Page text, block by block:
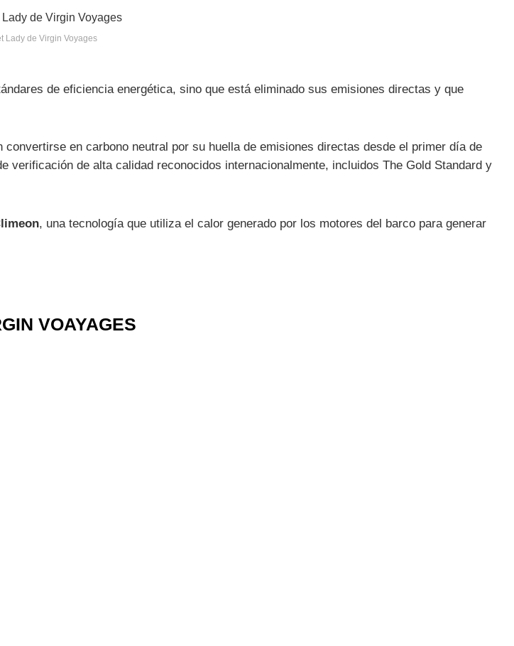
Lady de Virgin Voyages
de eficiencia energética, sino que está eliminado sus emisiones directas y que
en carbono neutral por su huella de emisiones directas desde el primer día de
verificación de alta calidad reconocidos internacionalmente, incluidos The Gold Standard y
, una tecnología que utiliza el calor generado por los motores del barco para generar
VOAYAGES